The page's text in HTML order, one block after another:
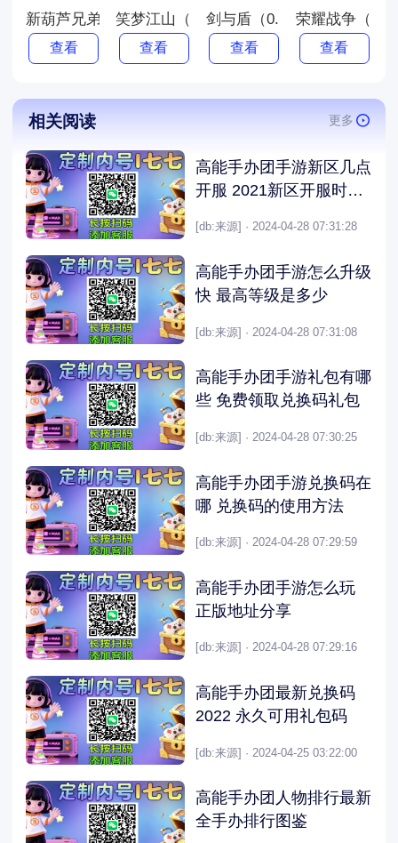
新葫芦兄弟（0.1折送3280）
查看
笑梦江山（0.1折返百万代金）
查看
剑与盾（0.1折免费送2000）
查看
荣耀战争（0.1
查看
相关阅读 更多
高能手办团手游新区几点
开服 2021新区开服时间
[db:来源] · 2024-04-28 07:31:28
高能手办团手游怎么升级
快 最高等级是多少
[db:来源] · 2024-04-28 07:31:08
高能手办团手游礼包有哪
些 免费领取兑换码礼包
[db:来源] · 2024-04-28 07:30:25
高能手办团手游兑换码在
哪 兑换码的使用方法
[db:来源] · 2024-04-28 07:29:59
高能手办团手游怎么玩
正版地址分享
[db:来源] · 2024-04-28 07:29:16
高能手办团最新兑换码
2022 永久可用礼包码
[db:来源] · 2024-04-25 03:22:00
高能手办团人物排行最新
全手办排行图鉴